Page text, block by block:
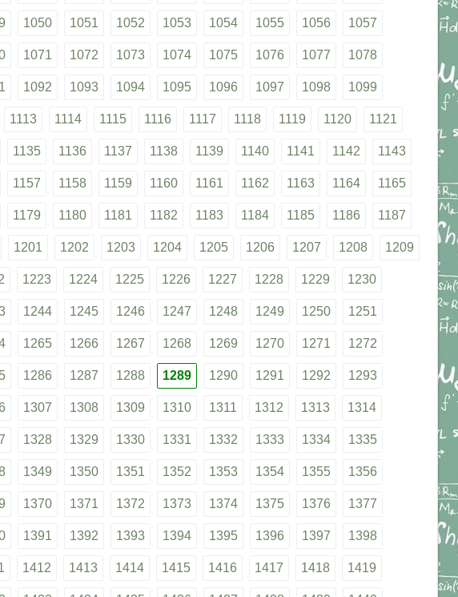
1050 1051 1052 1053 1054 1055 1056 1057
1071 1072 1073 1074 1075 1076 1077 1078
1092 1093 1094 1095 1096 1097 1098 1099
1113 1114 1115 1116 1117 1118 1119 1120 1121
1135 1136 1137 1138 1139 1140 1141 1142 1143
1157 1158 1159 1160 1161 1162 1163 1164 1165
1179 1180 1181 1182 1183 1184 1185 1186 1187
1201 1202 1203 1204 1205 1206 1207 1208 1209
1223 1224 1225 1226 1227 1228 1229 1230
1244 1245 1246 1247 1248 1249 1250 1251
1265 1266 1267 1268 1269 1270 1271 1272
1286 1287 1288 1289 1290 1291 1292 1293
1307 1308 1309 1310 1311 1312 1313 1314
1328 1329 1330 1331 1332 1333 1334 1335
1349 1350 1351 1352 1353 1354 1355 1356
1370 1371 1372 1373 1374 1375 1376 1377
1391 1392 1393 1394 1395 1396 1397 1398
1412 1413 1414 1415 1416 1417 1418 1419